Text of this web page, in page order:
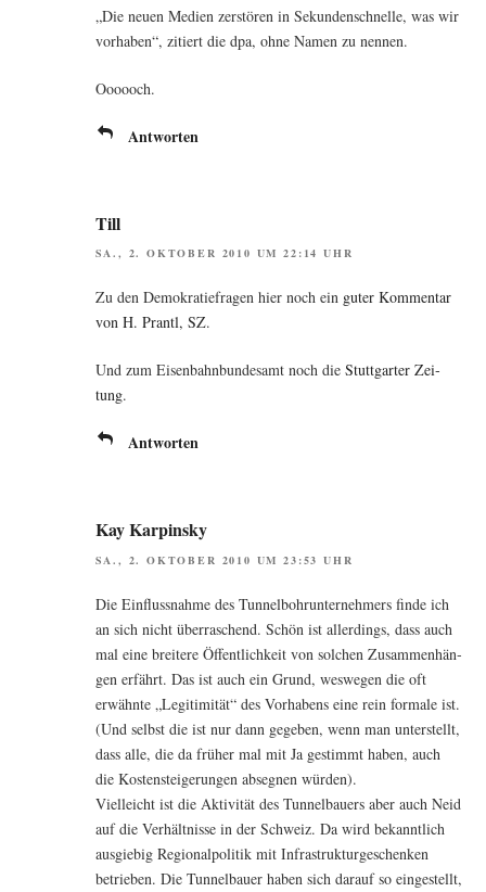
„Die neu­en Medi­en zer­stö­ren in Sekun­den­schnel­le, was wir
vor­ha­ben“, zitiert die dpa, ohne Namen zu nennen.
Oooooch.
Antworten
Till
SA., 2. OKTOBER 2010 UM 22:14 UHR
Zu den Demo­kra­tie­fra­gen hier noch ein guter Kom­men­tar
von H. Prantl, SZ.
Und zum Eisen­bahn­bun­des­amt noch die Stutt­gar­ter Zei­
tung.
Antworten
Kay Karpinsky
SA., 2. OKTOBER 2010 UM 23:53 UHR
Die Ein­fluss­nah­me des Tun­nel­bohr­un­ter­neh­mers fin­de ich
an sich nicht über­ra­schend. Schön ist aller­dings, dass auch
mal eine brei­te­re Öffent­lich­keit von sol­chen Zusam­men­hän­
gen erfährt. Das ist auch ein Grund, wes­we­gen die oft
erwähn­te „Legi­ti­mi­tät“ des Vor­ha­bens eine rein for­ma­le ist.
(Und selbst die ist nur dann gege­ben, wenn man unter­stellt,
dass alle, die da frü­her mal mit Ja gestimmt haben, auch
die Kos­ten­stei­ge­run­gen abseg­nen würden).
Viel­leicht ist die Akti­vi­tät des Tun­nel­bau­ers aber auch Neid
auf die Ver­hält­nis­se in der Schweiz. Da wird bekannt­lich
aus­gie­big Regio­nal­po­li­tik mit Infra­struk­tur­ge­schen­ken
betrie­ben. Die Tun­nel­bau­er haben sich dar­auf so ein­ge­stellt,